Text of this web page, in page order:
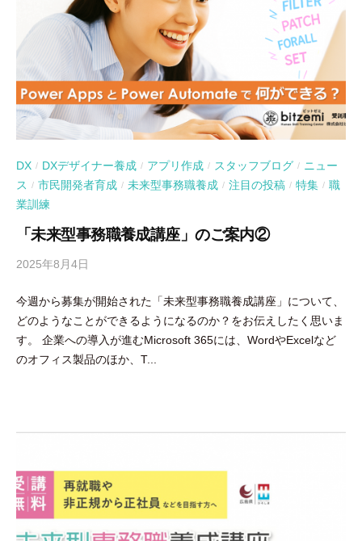
DX / DXデザイナー養成 / アプリ作成 / スタッフブログ / ニュー
ス / 市民開発者育成 / 未来型事務職養成 / 注目の投稿 / 特集 / 職
業訓練
「未来型事務職養成講座」のご案内②
2025年8月4日
吉
田
豪
今週から募集が開始された「未来型事務職養成講座」について、
どのようなことができるようになるのか？をお伝えしたく思いま
す。 企業への導入が進むMicrosoft 365には、WordやExcelなど
のオフィス製品のほか、T...